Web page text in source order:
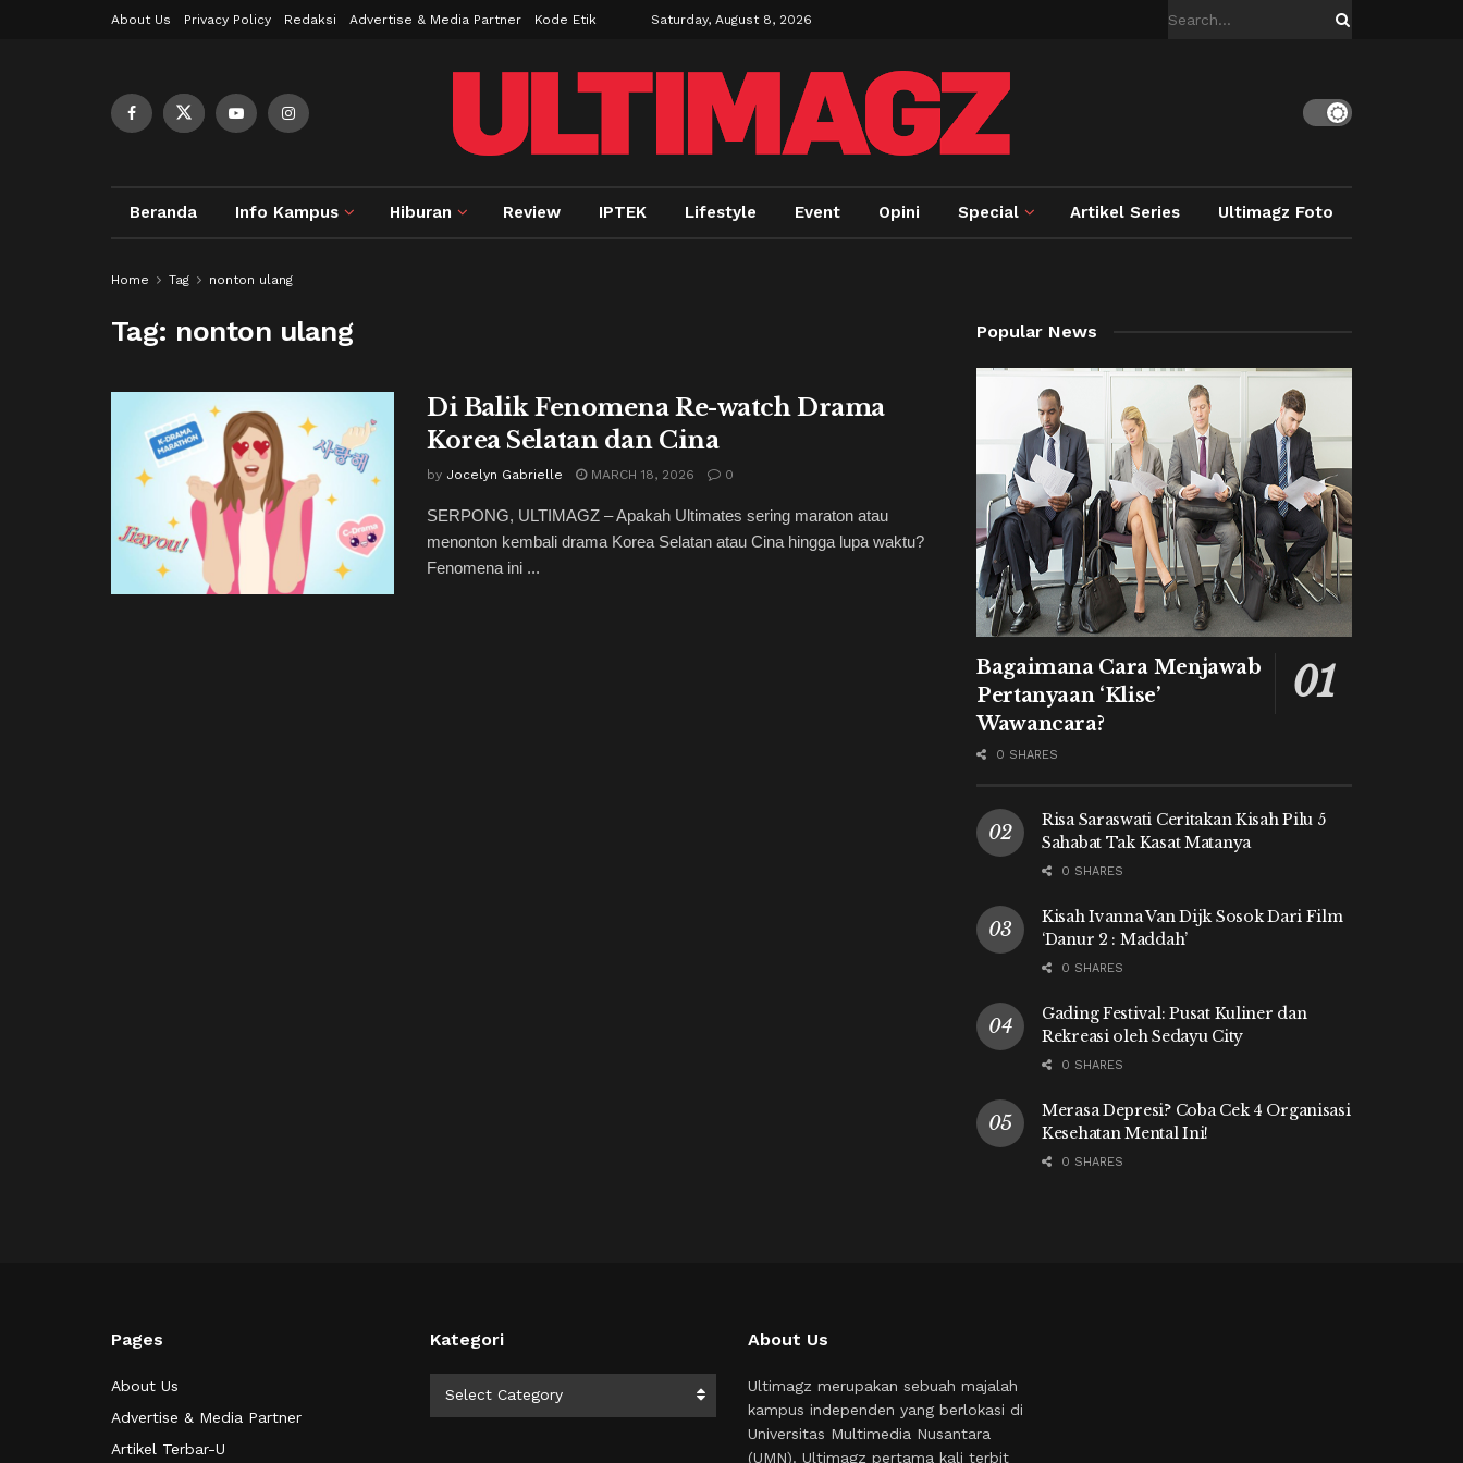
About Us Privacy Policy Redaksi Advertise & Media Partner Kode Etik Saturday, August 8, 2026
Beranda Info Kampus Hiburan Review IPTEK Lifestyle Event Opini Special Artikel Series Ultimagz Foto
Home Tag nonton ulang
Tag: nonton ulang
Di Balik Fenomena Re-watch Drama
Korea Selatan dan Cina
by Jocelyn Gabrielle MARCH 18, 2026 0
SERPONG, ULTIMAGZ – Apakah Ultimates sering maraton atau
menonton kembali drama Korea Selatan atau Cina hingga lupa waktu?
Fenomena ini ...
Popular News
Bagaimana Cara Menjawab
Pertanyaan ‘Klise’
Wawancara?
0 SHARES
Risa Saraswati Ceritakan Kisah Pilu 5
Sahabat Tak Kasat Matanya
0 SHARES
Kisah Ivanna Van Dijk Sosok Dari Film
‘Danur 2 : Maddah’
0 SHARES
Gading Festival: Pusat Kuliner dan
Rekreasi oleh Sedayu City
0 SHARES
Merasa Depresi? Coba Cek 4 Organisasi
Kesehatan Mental Ini!
0 SHARES
Pages
About Us
Advertise & Media Partner
Artikel Terbar-U
Kategori
Select Category
About Us
Ultimagz merupakan sebuah majalah
kampus independen yang berlokasi di
Universitas Multimedia Nusantara
(UMN). Ultimagz pertama kali terbit